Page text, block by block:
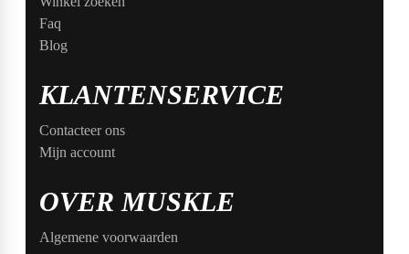
Faq
Blog
KLANTENSERVICE
Contacteer ons
Mijn account
OVER MUSKLE
Algemene voorwaarden